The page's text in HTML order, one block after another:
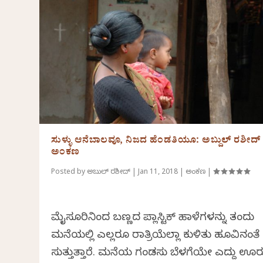
ಸುಳ್ಳು ಆನೆಬಾಲವೂ, ನಿಜದ ಹೆಂಡತಿಯೂ: ಅಬ್ದುಲ್ ರಶೀದ್
ಅಂಕಣ
Posted by ಅಬ್ದುಲ್ ರಶೀದ್ |Jan 11, 2018 ಅಂಕಣ |
ಮೈಸೂರಿನಿಂದ ಬಣ್ಣದ ಪ್ಲಾಸ್ಟಿಕ್ ಹಾಳೆಗಳನ್ನು ತಂದು
ಮನೆಯಲ್ಲಿ ಎಲ್ಲರೂ ರಾತ್ರಿಯೆಲ್ಲಾ ಕುಳಿತು ಹೂವಿನಂತೆ
ಸುತ್ತುತ್ತಾರೆ. ಮನೆಯ ಗಂಡಸು ಬೆಳಗೆಯೇ ಎದ್ದು